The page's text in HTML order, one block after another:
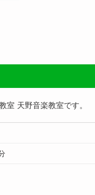
天野音楽教室です。